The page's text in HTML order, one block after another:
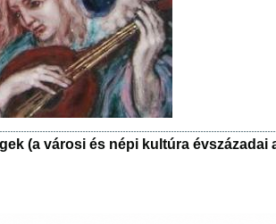
(a városi és népi kultúra évszázadai